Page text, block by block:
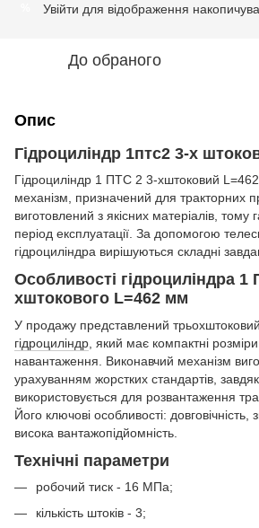
Увійти для відображення
До обраного
Опис
Гідроциліндр 1птс2 3-х
Гідроциліндр 1 ПТС 2 3-хштоковий
механізм, призначений для тракторних
виготовлений з якісних матеріалів, тому
період експлуатації. За допомогою
гідроциліндра вирішуються складні
Особливості гідроциліндра 1
хштокового L=462 мм
У продажу представлений трьохштоковий
гідроциліндр , який має компактні
навантаження. Виконавчий механізм
урахуванням жорстких стандартів,
використовується для розвантаження
Його ключові особливості: довговічність,
висока вантажопідйомність.
Технічні параметри
робочий тиск - 16 МПа;
кількість штоків - 3;